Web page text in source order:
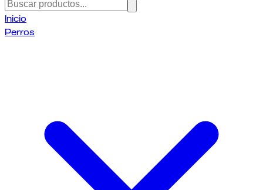
Inicio
Perros